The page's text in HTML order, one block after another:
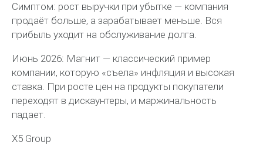
Симптом: рост выручки при убытке — компания
продаёт больше, а зарабатывает меньше. Вся
прибыль уходит на обслуживание долга.
Июнь 2026: Магнит — классический пример
компании, которую «съела» инфляция и высокая
ставка. При росте цен на продукты покупатели
переходят в дискаунтеры, и маржинальность
падает.
X5 Group